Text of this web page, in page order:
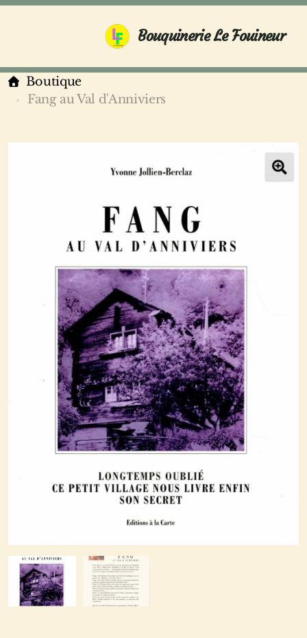
Bouquinerie Le Fouineur
Boutique
Fang au Val d'Anniviers